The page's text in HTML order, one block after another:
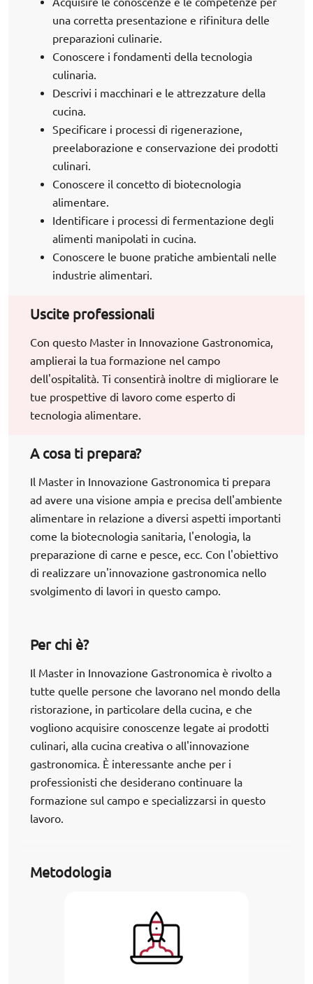
una corretta presentazione e rifinitura delle
preparazioni culinarie.
Conoscere i fondamenti della tecnologia
culinaria.
Descrivi i macchinari e le attrezzature della
cucina.
Specificare i processi di rigenerazione,
preelaborazione e conservazione dei prodotti
culinari.
Conoscere il concetto di biotecnologia
alimentare.
Identificare i processi di fermentazione degli
alimenti manipolati in cucina.
Conoscere le buone pratiche ambientali nelle
industrie alimentari.
Uscite professionali
Con questo Master in Innovazione Gastronomica,
amplierai la tua formazione nel campo
dell'ospitalità. Ti consentirà inoltre di migliorare le
tue prospettive di lavoro come esperto di
tecnologia alimentare.
A cosa ti prepara?
Il Master in Innovazione Gastronomica ti prepara
ad avere una visione ampia e precisa dell'ambiente
alimentare in relazione a diversi aspetti importanti
come la biotecnologia sanitaria, l'enologia, la
preparazione di carne e pesce, ecc. Con l'obiettivo
di realizzare un'innovazione gastronomica nello
svolgimento di lavori in questo campo.
Per chi è?
Il Master in Innovazione Gastronomica è rivolto a
tutte quelle persone che lavorano nel mondo della
ristorazione, in particolare della cucina, e che
vogliono acquisire conoscenze legate ai prodotti
culinari, alla cucina creativa o all'innovazione
gastronomica. È interessante anche per i
professionisti che desiderano continuare la
formazione sul campo e specializzarsi in questo
lavoro.
Metodologia